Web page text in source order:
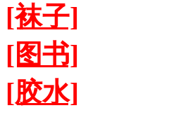
[袜子]
[图书]
[胶水]